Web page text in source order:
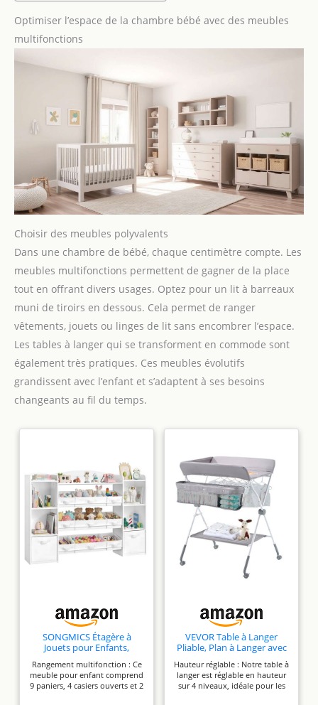
Optimiser l’espace de la chambre bébé avec des meubles
multifonctions
Choisir des meubles polyvalents
Dans une chambre de bébé, chaque centimètre compte. Les
meubles multifonctions permettent de gagner de la place
tout en offrant divers usages. Optez pour un lit à barreaux
muni de tiroirs en dessous. Cela permet de ranger
vêtements, jouets ou linges de lit sans encombrer l’espace.
Les tables à langer qui se transforment en commode sont
également très pratiques. Ces meubles évolutifs
grandissent avec l’enfant et s’adaptent à ses besoins
changeants au fil du temps.
SONGMICS Étagère à
Jouets pour Enfants,
Meuble de Rangement
Esprit Montessori, 11
boîtes en Non-tissé, pour
Rangement multifonction : Ce
meuble pour enfant comprend
9 paniers, 4 casiers ouverts et 2
VEVOR Table à Langer
Pliable, Plan à Langer avec
Panier Latéral et Roulettes
Verrouillables, Meuble
pour Bébés Réglable en
Hauteur, Rangement
Hauteur réglable : Notre table à
langer est réglable en hauteur
sur 4 niveaux, idéale pour les